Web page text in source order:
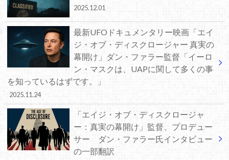
2025.12.01
最新UFOドキュメンタリー映画「エイ
ジ・オブ・ディスクロージャー 真実の
幕開け」ダン・ファラー監督「イーロ
ン・マスクは、UAPに関して多くの事
を知っているはずです。」
2025.11.24
「エイジ・オブ・ディスクロージャ
ー：真実の幕開け」監督、プロデュー
サー ダン・ファラー氏インタビュー
の一部翻訳